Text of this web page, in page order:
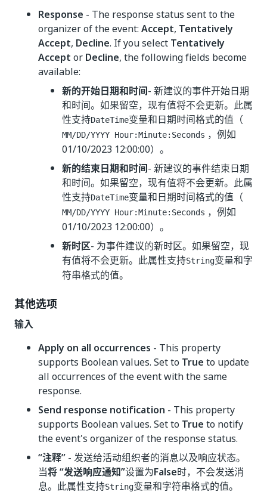
Response - The response status sent to the
organizer of the event: Accept, Tentatively
Accept, Decline. If you select Tentatively
Accept or Decline, the following fields become
available:
新的开始日期和时间- 新建议的事件开始日期
和时间。如果留空，现有值将不会更新。此属
性支持DateTime变量和日期时间格式的值（
MM/DD/YYYY Hour:Minute:Seconds ，例如
01/10/2023 12:00:00）。
新的结束日期和时间- 新建议的事件结束日期
和时间。如果留空，现有值将不会更新。此属
性支持DateTime变量和日期时间格式的值（
MM/DD/YYYY Hour:Minute:Seconds ，例如
01/10/2023 12:00:00）。
新时区- 为事件建议的新时区。如果留空，现
有值将不会更新。此属性支持String变量和字
符串格式的值。
其他选项
输入
Apply on all occurrences - This property
supports Boolean values. Set to True to update
all occurrences of the event with the same
response.
Send response notification - This property
supports Boolean values. Set to True to notify
the event's organizer of the response status.
“注释” - 发送给活动组织者的消息以及响应状态。
当将 “发送响应通知”设置为False时，不会发送消
息。此属性支持String变量和字符串格式的值。